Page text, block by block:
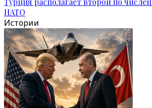
НАТО
Истории